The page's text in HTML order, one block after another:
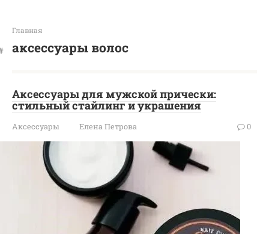
Главная
аксессуары волос
Аксессуары для мужской прически:
стильный стайлинг и украшения
Аксессуары Елена Петрова 0